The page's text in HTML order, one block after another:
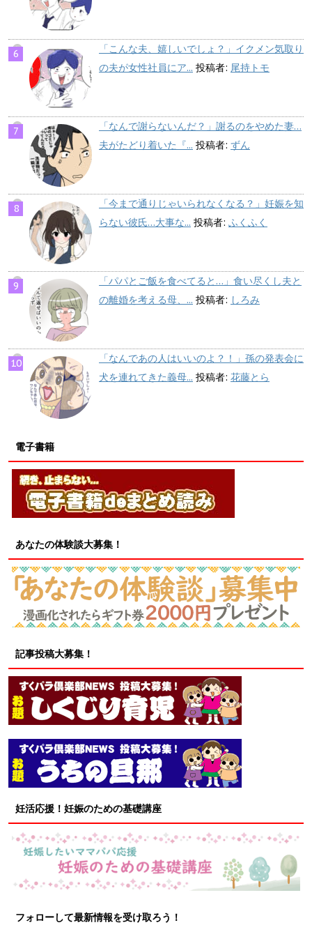
「こんな夫、嬉しいでしょ？」イクメン気取り
の夫が女性社員にア... 投稿者: 尾持トモ
「なんで謝らないんだ？」謝るのをやめた妻…
夫がたどり着いた『... 投稿者: ずん
「今まで通りじゃいられなくなる？」妊娠を知
らない彼氏…大事な... 投稿者: ふくふく
「パパとご飯を食べてると…」食い尽くし夫と
の離婚を考える母、... 投稿者: しろみ
「なんであの人はいいのよ？！」孫の発表会に
犬を連れてきた義母... 投稿者: 花藤とら
電子書籍
あなたの体験談大募集！
記事投稿大募集！
妊活応援！妊娠のための基礎講座
フォローして最新情報を受け取ろう！